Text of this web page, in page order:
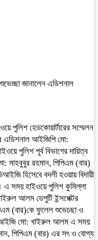
জানালেন এডিশনাল
পুলিশ হেডকোয়ার্টারের সম্মেলন
এডিশনাল আইজিপি মো:
পুলিশ পূর্ব বিভাগের দায়িত্ব
মাহবুবুর রহমান, পিপিএম (বার)
হিসেবে বদলী হওয়ায় বিদায়ী
এ সময় হাইওয়ে পুলিশ কুমিল্লা
আলম ডেপুটি ইন্সপেক্টর
(বার)কে ফুলেল শুভেচছা ও
মো: খাইরুল আলম এ সময়
পিপিএম (বার) এর সৎ ও যোগ্য